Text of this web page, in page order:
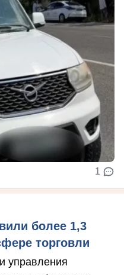
1
более 1,3
торговли
управления